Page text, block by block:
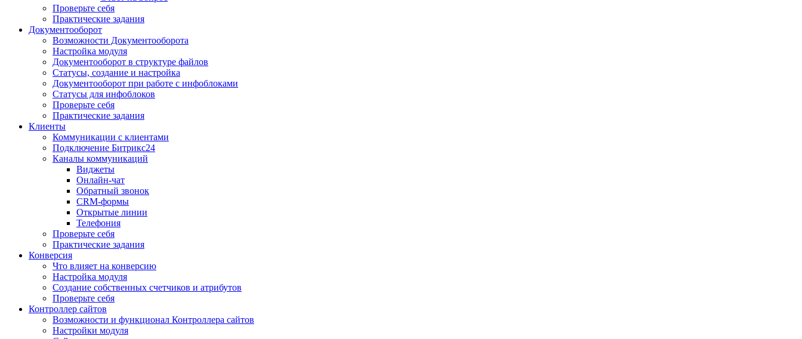
Проверьте себя
Практические задания
Документооборот
Возможности Документооборота
Настройка модуля
Документооборот в структуре файлов
Статусы, создание и настройка
Документооборот при работе с инфоблоками
Статусы для инфоблоков
Проверьте себя
Практические задания
Клиенты
Коммуникации с клиентами
Подключение Битрикс24
Каналы коммуникаций
Виджеты
Онлайн-чат
Обратный звонок
CRM-формы
Открытые линии
Телефония
Проверьте себя
Практические задания
Конверсия
Что влияет на конверсию
Настройка модуля
Создание собственных счетчиков и атрибутов
Проверьте себя
Контроллер сайтов
Возможности и функционал Контроллера сайтов
Настройки модуля